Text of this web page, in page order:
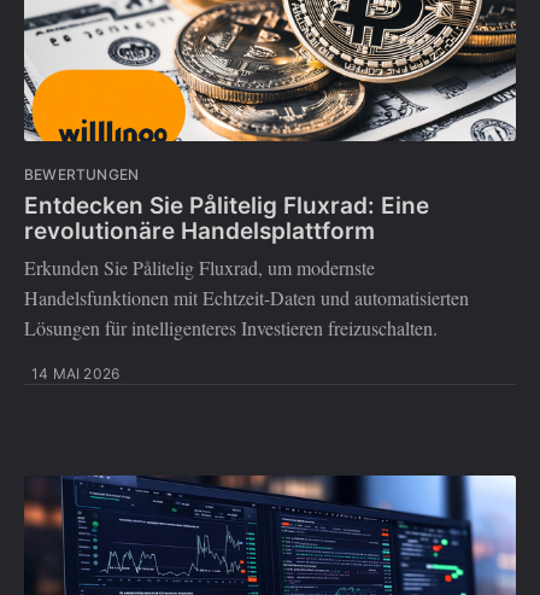
BEWERTUNGEN
Entdecken Sie Pålitelig Fluxrad: Eine
revolutionäre Handelsplattform
Erkunden Sie Pålitelig Fluxrad, um modernste
Handelsfunktionen mit Echtzeit-Daten und automatisierten
Lösungen für intelligenteres Investieren freizuschalten.
14 MAI 2026